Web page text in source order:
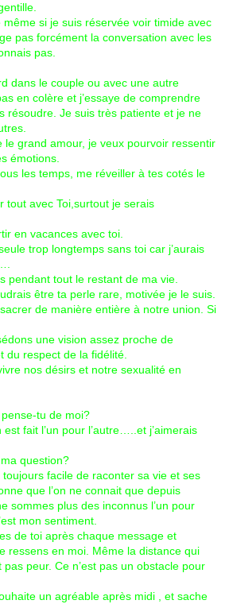
si je suis réservée voir timide avec
pas forcément la conversation avec les
pas.
dans le couple ou avec une autre
en colère et j’essaye de comprendre
résoudre. Je suis très patiente et je ne
le grand amour, je veux pourvoir ressentir
émotions.
les temps, me réveiller à tes cotés le
tout avec Toi,surtout je serais
en vacances avec toi.
trop longtemps sans toi car j’aurais
pendant tout le restant de ma vie.
être ta perle rare, motivée je le suis.
de manière entière à notre union. Si
une vision assez proche de
du respect de la fidélité.
nos désirs et notre sexualité en
tu de moi?
est fait l’un pour l’autre…..et j’aimerais
question?
toujours facile de raconter sa vie et ses
que l’on ne connait que depuis
sommes plus des inconnus l’un pour
mon sentiment.
de toi après chaque message et
ressens en moi. Même la distance qui
peur. Ce n’est pas un obstacle pour
un agréable après midi , et sache